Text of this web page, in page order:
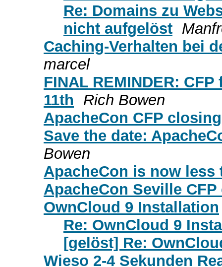
Re: Domains zu
nicht aufgelöst
Caching-Verhalten bei
marcel
FINAL REMINDER:
11th
Rich Bowen
ApacheCon CFP
Save the date:
Bowen
ApacheCon is now less
ApacheCon Seville
OwnCloud 9 Installation
Re: OwnCloud 9
[gelöst] Re:
Wieso 2-4 Sekunden